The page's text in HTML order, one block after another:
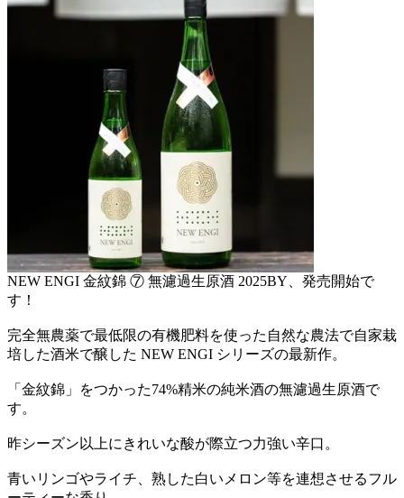
NEW ENGI 金紋錦 ⑦ 無濾過生原酒 2025BY、発売開始で
す！
完全無農薬で最低限の有機肥料を使った自然な農法で自家栽
培した酒米で醸した NEW ENGI シリーズの最新作。
「金紋錦」をつかった74%精米の純米酒の無濾過生原酒で
す。
昨シーズン以上にきれいな酸が際立つ力強い辛口。
青いリンゴやライチ、熟した白いメロン等を連想させるフル